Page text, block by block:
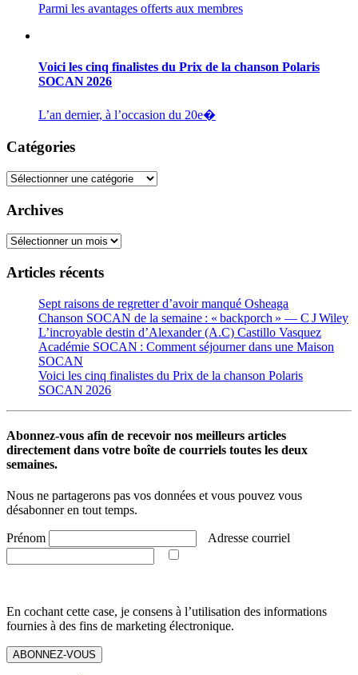
Parmi les avantages offerts aux membres
Voici les cinq finalistes du Prix de la chanson Polaris
SOCAN 2026
L’an dernier, à l’occasion du 20e�
Catégories
Catégories
Archives
Archives
Articles récents
Sept raisons de regretter d’avoir manqué Osheaga
Chanson SOCAN de la semaine : « backporch » — C J Wiley
L’incroyable destin d’Alexander (A.C) Castillo Vasquez
Académie SOCAN : Comment séjourner dans une Maison
SOCAN
Voici les cinq finalistes du Prix de la chanson Polaris
SOCAN 2026
Abonnez-vous afin de recevoir nos meilleurs articles
directement dans votre boîte de courriels toutes les deux
semaines.
Nous ne partagerons pas vos données et vous pouvez vous
désabonner en tout temps.
Prénom Adresse courriel
En cochant cette case, je consens à l’utilisation des informations
fournies à des fins de marketing électronique.
ABONNEZ-VOUS